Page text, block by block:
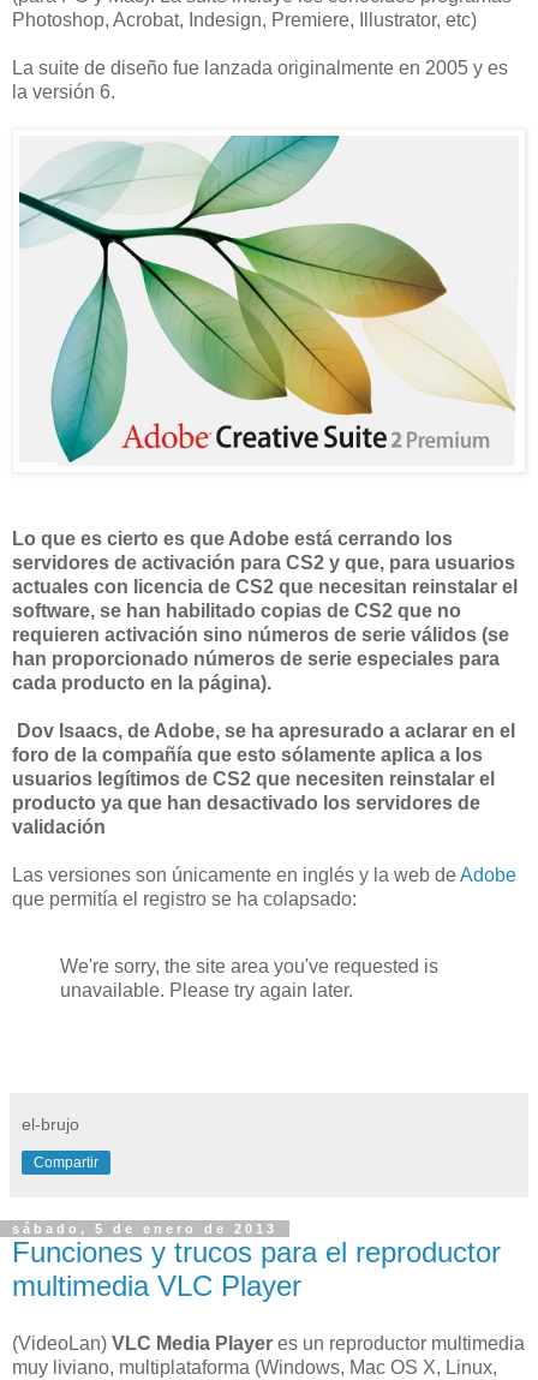
Photoshop, Acrobat, Indesign, Premiere, Illustrator, etc)
La suite de diseño fue lanzada originalmente en 2005 y es
la versión 6.
Lo que es cierto es que Adobe está cerrando los
servidores de activación para CS2 y que, para usuarios
actuales con licencia de CS2 que necesitan reinstalar el
software, se han habilitado copias de CS2 que no
requieren activación sino números de serie válidos (se
han proporcionado números de serie especiales para
cada producto en la página).
Dov Isaacs, de Adobe, se ha apresurado a aclarar en el
foro de la compañía que esto sólamente aplica a los
usuarios legítimos de CS2 que necesiten reinstalar el
producto ya que han desactivado los servidores de
validación
Las versiones son únicamente en inglés y la web deAdobe
que permitía el registro se ha colapsado:
We're sorry, the site area you've requested is
unavailable. Please try again later.
el-brujo
Compartir
sábado, 5 de enero de 2013
Funciones y trucos para el reproductor
multimedia VLC Player
(VideoLan) VLC Media Player es un reproductor multimedia
muy liviano, multiplataforma (Windows, Mac OS X, Linux,